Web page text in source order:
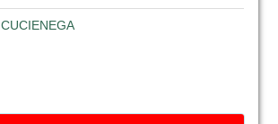
CUCIENEGA